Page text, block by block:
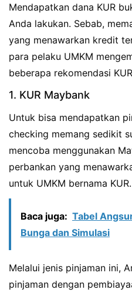
Mendapatkan dana KUR
Anda lakukan. Sebab,
yang menawarkan kredit
para pelaku UMKM
beberapa rekomendasi
1. KUR Maybank
Untuk bisa mendapatkan
checking memang sedikit
mencoba menggunakan
perbankan yang
untuk UMKM bernama KUR.
Baca juga: Tabel
Bunga dan Simulasi
Melalui jenis pinjaman ini,
pinjaman dengan